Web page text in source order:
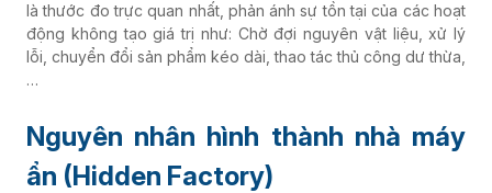
là thước đo trực quan nhất, phản ánh sự tồn tại của các hoạt
động không tạo giá trị như: Chờ đợi nguyên vật liệu, xử lý
lỗi, chuyển đổi sản phẩm kéo dài, thao tác thủ công dư thừa,
…
Nguyên nhân hình thành nhà máy
ẩn (Hidden Factory)